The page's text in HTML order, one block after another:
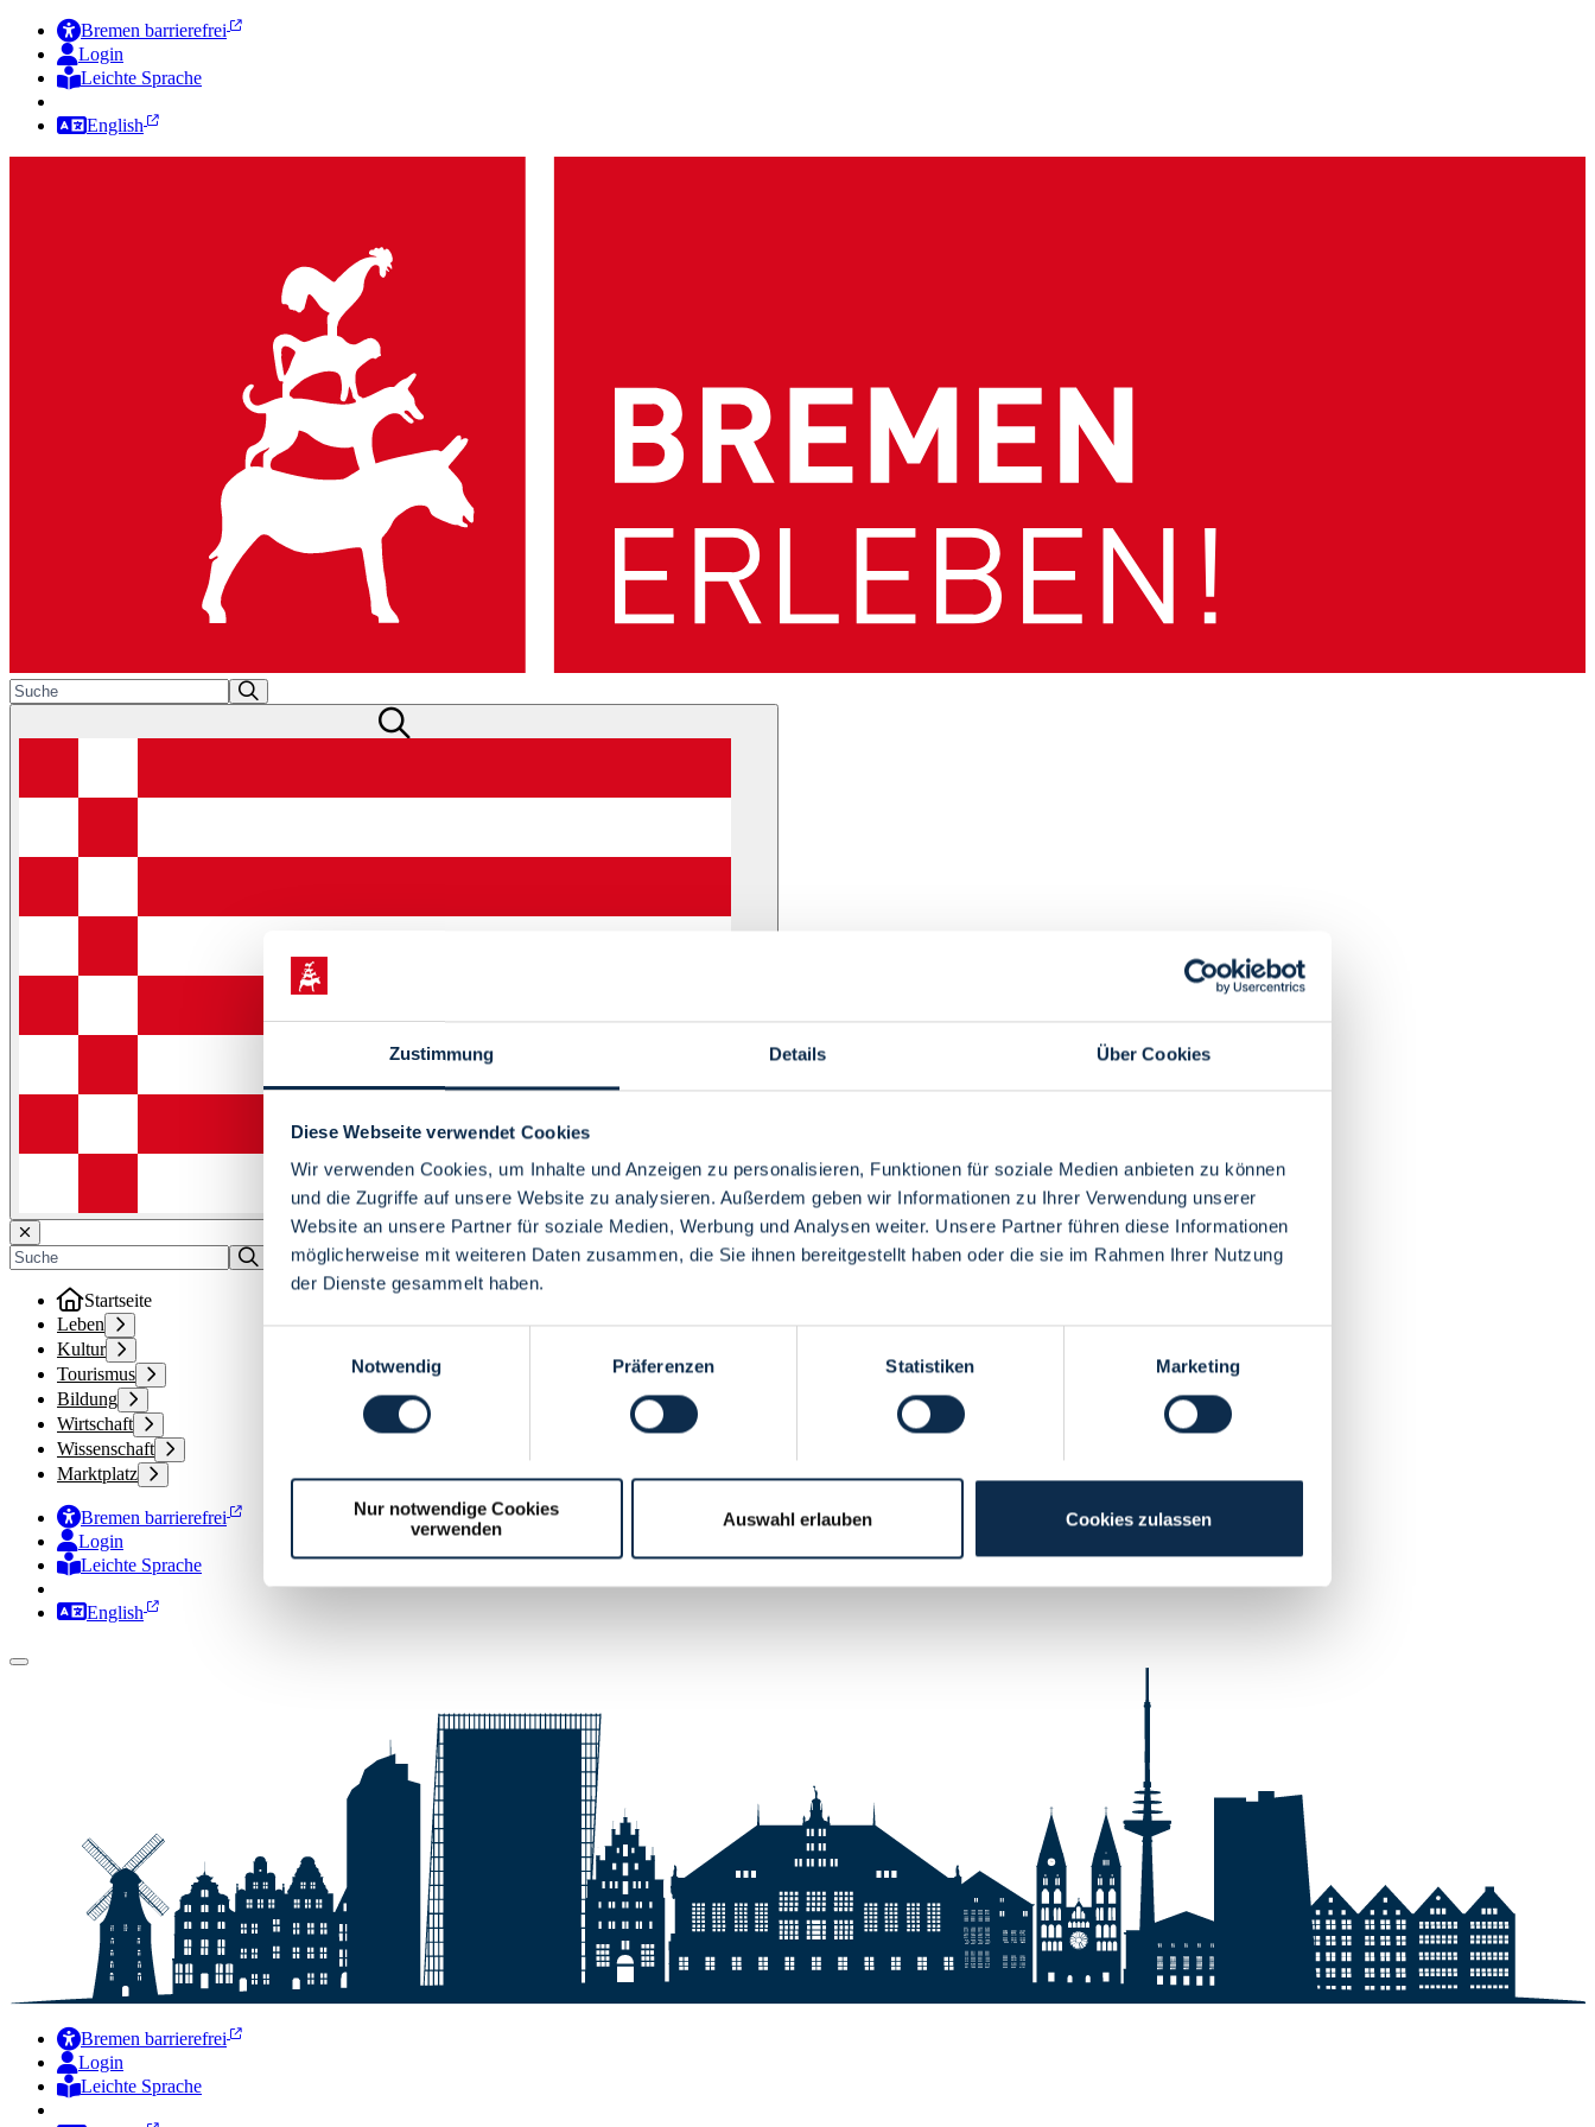
Zustimmung Details Über Cookies
Diese Webseite verwendet Cookies
Wir verwenden Cookies, um Inhalte und Anzeigen zu personalisieren, Funktionen für soziale Medien anbieten zu können
und die Zugriffe auf unsere Website zu analysieren. Außerdem geben wir Informationen zu Ihrer Verwendung unserer
Website an unsere Partner für soziale Medien, Werbung und Analysen weiter. Unsere Partner führen diese Informationen
möglicherweise mit weiteren Daten zusammen, die Sie ihnen bereitgestellt haben oder die sie im Rahmen Ihrer Nutzung
der Dienste gesammelt haben.
Notwendig
Präferenzen Statistiken Marketing
Nur notwendige Cookies
verwenden
Auswahl erlauben Cookies zulassen
Bremen barrierefrei
Login
Leichte Sprache
English
Menü
Startseite
Leben
Kultur
Tourismus
Bildung
Wirtschaft
Wissenschaft
Marktplatz
Bremen barrierefrei
Login
Leichte Sprache
Zur Deutschen Gebärdensprache
English
Bremen barrierefrei
Login
Leichte Sprache